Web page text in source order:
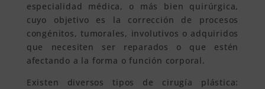
especialidad médica, o más bien quirúrgica,
cuyo objetivo es la corrección de procesos
congénitos, tumorales, involutivos o adquiridos
que necesiten ser reparados o que estén
afectando a la forma o función corporal.
Existen diversos tipos de cirugía plástica: